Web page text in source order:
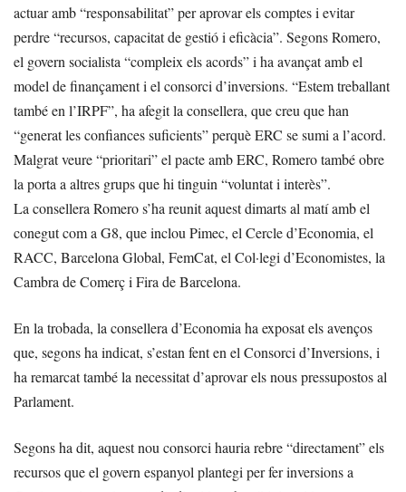
actuar amb “responsabilitat” per aprovar els comptes i evitar
perdre “recursos, capacitat de gestió i eficàcia”. Segons Romero,
el govern socialista “compleix els acords” i ha avançat amb el
model de finançament i el consorci d’inversions. “Estem treballant
també en l’IRPF”, ha afegit la consellera, que creu que han
“generat les confiances suficients” perquè ERC se sumi a l’acord.
Malgrat veure “prioritari” el pacte amb ERC, Romero també obre
la porta a altres grups que hi tinguin “voluntat i interès”.
La consellera Romero s’ha reunit aquest dimarts al matí amb el
conegut com a G8, que inclou Pimec, el Cercle d’Economia, el
RACC, Barcelona Global, FemCat, el Col·legi d’Economistes, la
Cambra de Comerç i Fira de Barcelona.
En la trobada, la consellera d’Economia ha exposat els avenços
que, segons ha indicat, s’estan fent en el Consorci d’Inversions, i
ha remarcat també la necessitat d’aprovar els nous pressupostos al
Parlament.
Segons ha dit, aquest nou consorci hauria rebre “directament” els
recursos que el govern espanyol plantegi per fer inversions a